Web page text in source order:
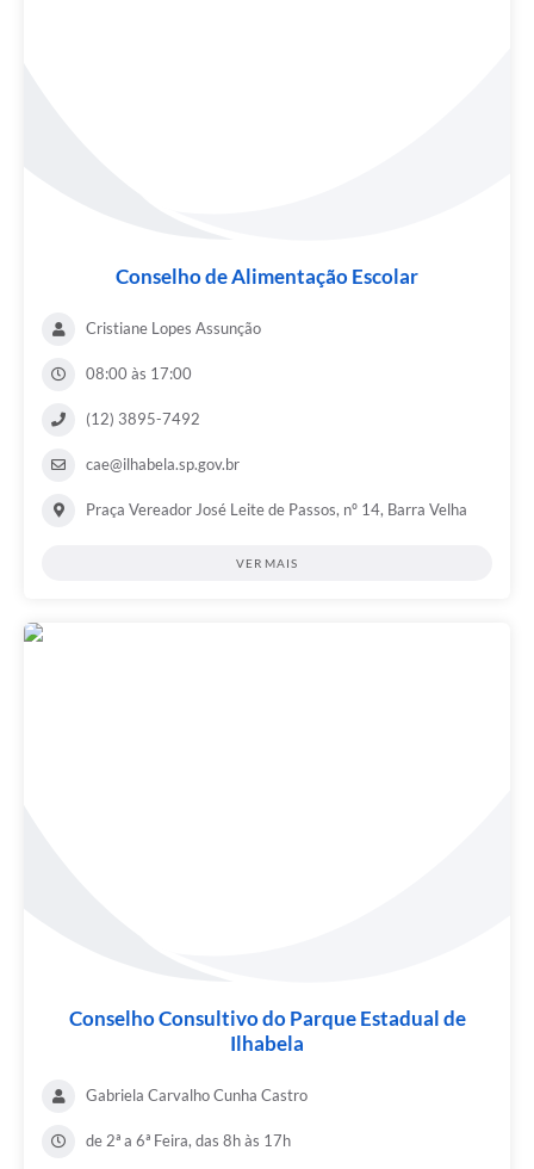
Conselho de Alimentação Escolar
Cristiane Lopes Assunção
08:00 às 17:00
(12) 3895-7492
cae@ilhabela.sp.gov.br
Praça Vereador José Leite de Passos, nº 14, Barra Velha
VER MAIS
Conselho Consultivo do Parque Estadual de
Ilhabela
Gabriela Carvalho Cunha Castro
de 2ª a 6ª Feira, das 8h às 17h